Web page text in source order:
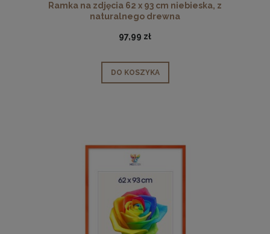
Ramka na zdjęcia 62 x 93 cm niebieska, z
naturalnego drewna
97,99 zł
DO KOSZYKA